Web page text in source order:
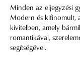
Minden az eljegyzési
Modern és kifinomult,
kivitelben, amely
romantikával,
segítségével.